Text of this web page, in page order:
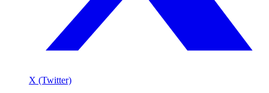
X (Twitter)